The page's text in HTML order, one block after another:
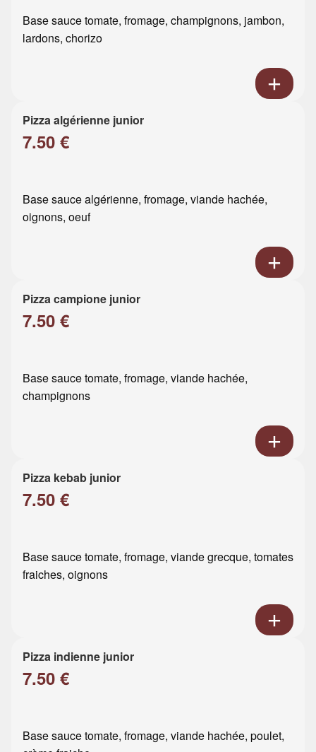
Base sauce tomate, fromage, champignons, jambon,
lardons, chorizo
Pizza algérienne junior
7.50 €
Base sauce algérienne, fromage, viande hachée,
oignons, oeuf
Pizza campione junior
7.50 €
Base sauce tomate, fromage, viande hachée,
champignons
Pizza kebab junior
7.50 €
Base sauce tomate, fromage, viande grecque, tomates
fraiches, oignons
Pizza indienne junior
7.50 €
Base sauce tomate, fromage, viande hachée, poulet,